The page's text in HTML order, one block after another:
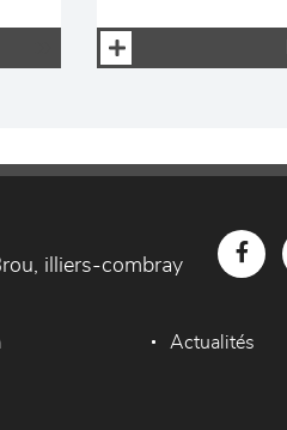
illiers-combray
Actualités